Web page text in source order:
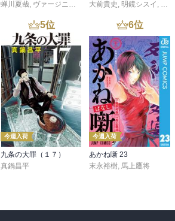
蝉川夏哉, ヴァージニア二等兵 ,転
大前貴史 , 明鏡シスイ , ｔ
5位
今週入荷
九条の大罪（１７）
真鍋昌平
6位
今週入荷
あかね噺 23
末永裕樹 馬上鷹将